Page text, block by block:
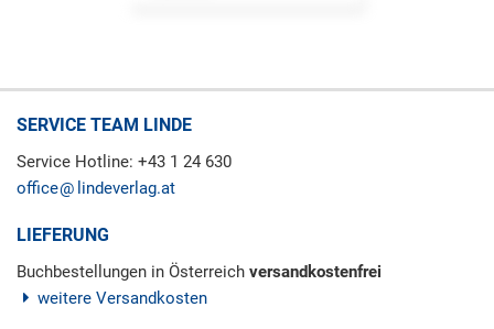
SERVICE TEAM LINDE
Service Hotline: +43 1 24 630
office
lindeverlag.at
LIEFERUNG
Buchbestellungen in Österreich versandkostenfrei
weitere Versandkosten